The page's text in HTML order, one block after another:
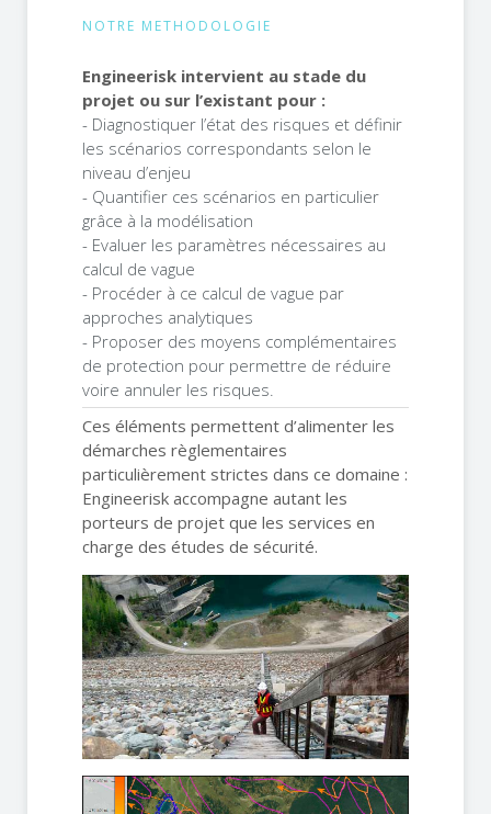
NOTRE METHODOLOGIE
Engineerisk intervient au stade du
projet ou sur l’existant pour :
- Diagnostiquer l’état des risques et définir
les scénarios correspondants selon le
niveau d’enjeu
- Quantifier ces scénarios en particulier
grâce à la modélisation
- Evaluer les paramètres nécessaires au
calcul de vague
- Procéder à ce calcul de vague par
approches analytiques
- Proposer des moyens complémentaires
de protection pour permettre de réduire
voire annuler les risques.
Ces éléments permettent d’alimenter les
démarches règlementaires
particulièrement strictes dans ce domaine :
Engineerisk accompagne autant les
porteurs de projet que les services en
charge des études de sécurité.